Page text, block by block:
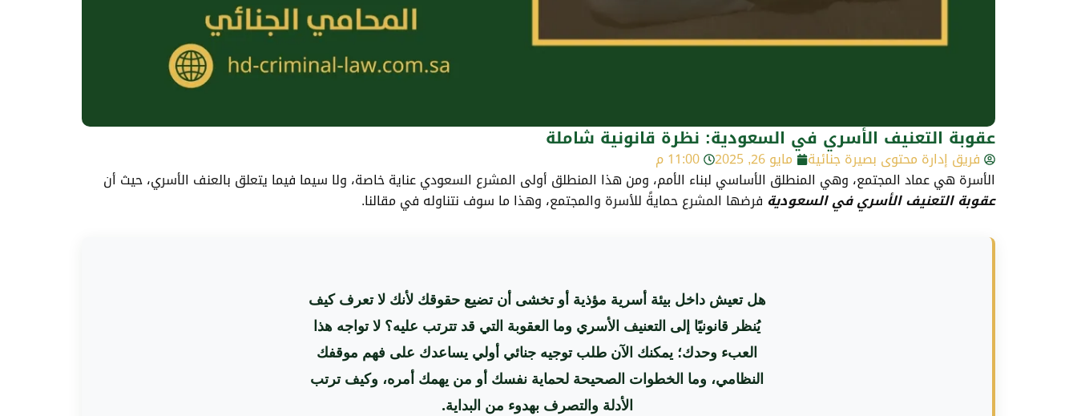
عقوبة التعنيف الأسري في السعودية: نظرة قانونية شاملة
فريق إدارة محتوى بصيرة جنائية مايو 26, 2025
11:00 م
الأسرة هي عماد المجتمع، وهي المنطلق الأساسي لبناء الأمم، ومن هذا المنطلق أولى المشرع السعودي عناية خاصة، ولا سيما فيما يتعلق بالعنف الأسري، حيث أن
عقوبة التعنيف الأسري في السعودية فرضها المشرع حمايةً للأسرة والمجتمع، وهذا ما سوف نتناوله في مقالنا.
هل تعيش داخل بيئة أسرية مؤذية أو تخشى أن تضيع حقوقك لأنك لا تعرف كيف
يُنظر قانونيًا إلى التعنيف الأسري وما العقوبة التي قد تترتب عليه؟ لا تواجه هذا
العبء وحدك؛ يمكنك الآن طلب توجيه جنائي أولي يساعدك على فهم موقفك
النظامي، وما الخطوات الصحيحة لحماية نفسك أو من يهمك أمره، وكيف ترتب
الأدلة والتصرف بهدوء من البداية.